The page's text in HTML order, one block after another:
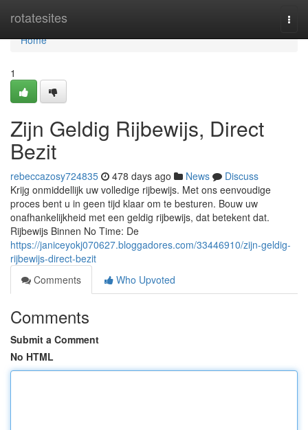
rotatesites
Home
Home
1
Zijn Geldig Rijbewijs, Direct
Bezit
rebeccazosy724835 478 days ago News
Discuss
Krijg onmiddellijk uw volledige rijbewijs. Met ons eenvoudige
proces bent u in geen tijd klaar om te besturen. Bouw uw
onafhankelijkheid met een geldig rijbewijs, dat betekent dat.
Rijbewijs Binnen No Time: De
https://janiceyokj070627.bloggadores.com/33446910/zijn-geldig-
rijbewijs-direct-bezit
Comments
Who Upvoted
Comments
Submit a Comment
No HTML